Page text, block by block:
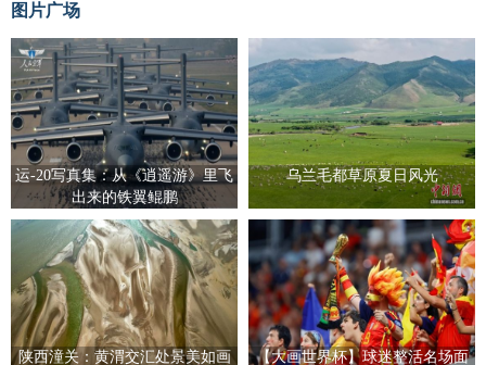
图片广场
运-20写真集：从《逍遥游》里飞
出来的铁翼鲲鹏
乌兰毛都草原夏日风光
陕西潼关：黄渭交汇处景美如画 【大画世界杯】球迷整活名场面